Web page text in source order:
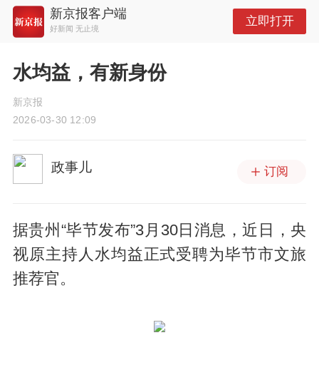
新京报客户端
好新闻 无止境
立即打开
水均益，有新身份
新京报
2026-03-30 12:09
政事儿 订阅
据贵州“毕节发布”3月30日消息，近日，央
视原主持人水均益正式受聘为毕节市文旅
推荐官。